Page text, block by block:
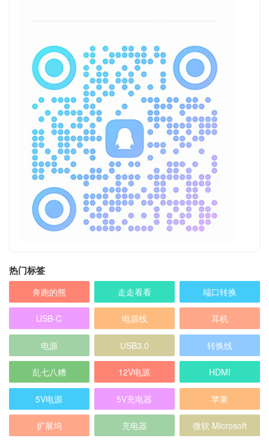
热门标签
奔跑的熊 走走看看 端口转换
USB-C 电源线 耳机
电源 USB3.0 转换线
乱七八糟 12V电源 HDMI
5V电源 5V充电器 苹果
扩展坞 充电器 微软 Microsoft